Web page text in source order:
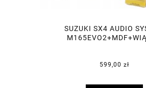
SUZUKI SX4 AUDIO
599,00 zł